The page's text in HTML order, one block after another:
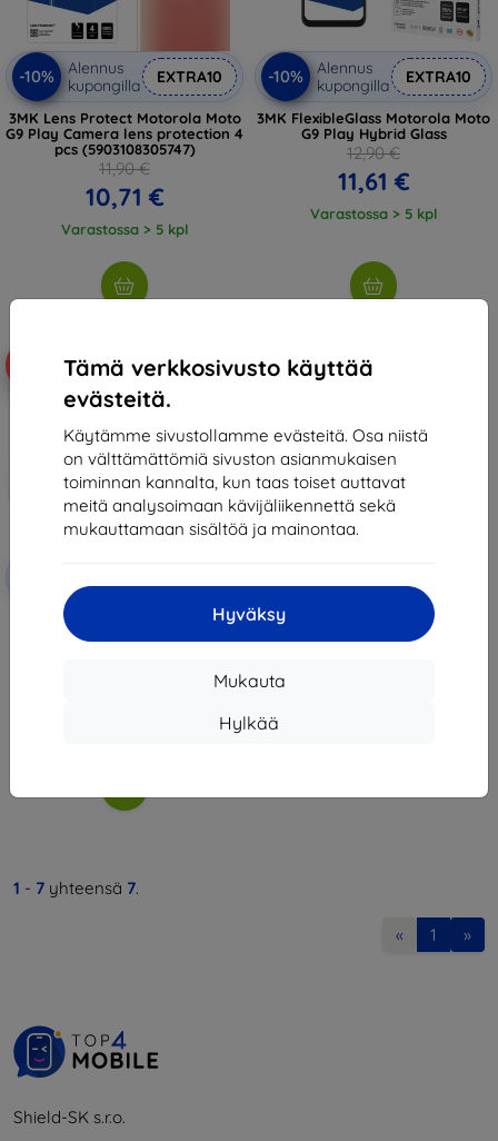
Tämä verkkosivusto käyttää
evästeitä.
Käytämme sivustollamme evästeitä. Osa niistä
on välttämättömiä sivuston asianmukaisen
toiminnan kannalta, kun taas toiset auttavat
meitä analysoimaan kävijäliikennettä sekä
mukauttamaan sisältöä ja mainontaa.
Hyväksy
Mukauta
Hylkää
-10%
Alennus
kupongilla
EXTRA10
3MK Lens Protect Motorola Moto
G9 Play Camera lens protection 4
pcs (5903108305747)
11,90 €
10,71 €
Varastossa > 5 kpl
-10%
Alennus
kupongilla
EXTRA10
3MK FlexibleGlass Motorola Moto
G9 Play Hybrid Glass
12,90 €
11,61 €
Varastossa > 5 kpl
kupongilla
3MK FlexibleGlass Lite Moto G9
Play Lite Hybrid Lasipinnoite Lite
1 - 7 yhteensä 7.
« 1 »
Shield-SK s.r.o.